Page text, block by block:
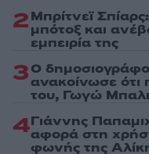
2Μπρίτνεϊ
μπότοξ και
εμπειρία της
3Ο
ανακοίνωσε ότι
του, Γωγώ
4Γιάννης
αφορά στη
φωνής της